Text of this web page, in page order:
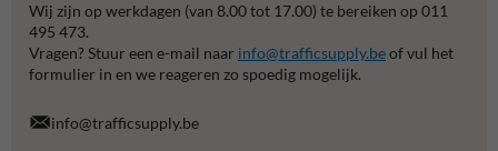
Wij zijn op werkdagen (van 8.00 tot 17.00) te bereiken op 011
495 473.
Vragen? Stuur een e-mail naar info@trafficsupply.beof vul het
formulier in en we reageren zo spoedig mogelijk.
info@trafficsupply.be